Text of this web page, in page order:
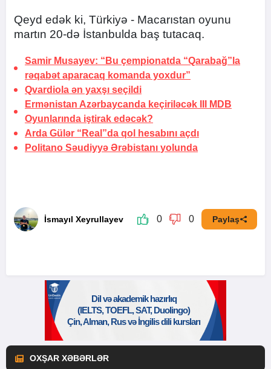
Qeyd edək ki, Türkiyə - Macarıstan oyunu
martın 20-də İstanbulda baş tutacaq.
Samir Musayev: “Bu çempionatda “Qarabağ”la
rəqabət aparacaq komanda yoxdur”
Qvardiola ən yaxşı seçildi
Ermənistan Azərbaycanda keçiriləcək III MDB
Oyunlarında iştirak edəcək?
Arda Gülər “Real”da qol hesabını açdı
Politano Səudiyyə Ərəbistanı yolunda
İsmayıl Xeyrullayev 0 0 Paylaş
OXŞAR XƏBƏRLƏR